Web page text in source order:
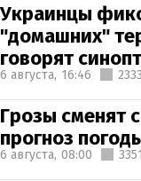
Украинцы
"домашних"
говорят
6 августа, 16:46 2333
Грозы сменят
прогноз
6 августа, 08:00 3351